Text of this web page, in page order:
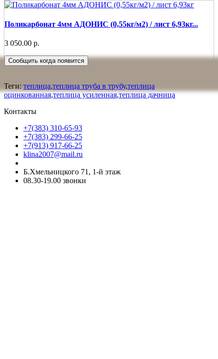
Поликарбонат 4мм АДОНИС (0,55кг/м2) / лист 6,93кг...
3 050.00 р.
Сообщить когда появится
Теги: теплица,теплица труба в трубу,теплица
оцинкованная,теплица усиленная,теплица дачница
Контакты
+7(383) 310-65-93
+7(383) 299-66-25
+7(913) 917-66-25
klina2007@mail.ru
Б.Хмельницкого 71, 1-й этаж
08.30-19.00 звонки